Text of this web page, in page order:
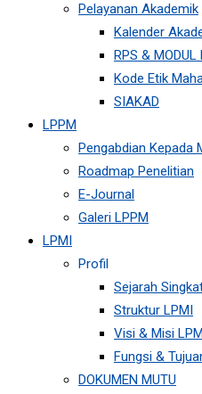
Pelayanan Akademik
Kalender
RPS &
Kode Etik
SIAKAD
LPPM
Pengabdian Kepada
Roadmap Penelitian
E-Journal
Galeri LPPM
LPMI
Profil
Sejarah
Struktur LPMI
Visi & Misi
Fungsi &
DOKUMEN MUTU